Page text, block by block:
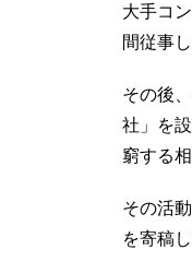
大手コ
間従事
その後
社」を
窮する
その活
を寄稿